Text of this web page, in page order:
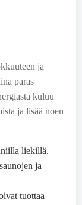
ja
paras
kuluu
ja lisää noen
liekillä.
ja
tuottaa